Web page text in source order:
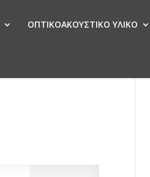
ΟΠΤΙΚΟΑΚΟΥΣΤΙΚΟ ΥΛΙΚΟ